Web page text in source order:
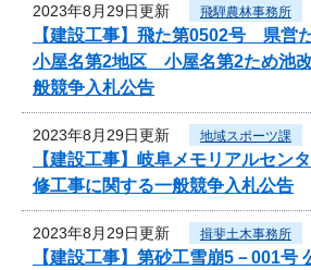
2023年8月29日更新 飛騨農林事務所
【建設工事】飛た第0502号 県営
小屋名第2地区 小屋名第2ため池
般競争入札公告
2023年8月29日更新 地域スポーツ課
【建設工事】岐阜メモリアルセン
修工事に関する一般競争入札公告
2023年8月29日更新 揖斐土木事務所
【建設工事】第砂工雪崩5－001